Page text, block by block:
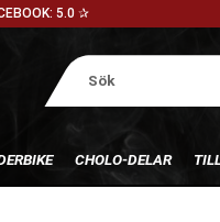
5.0 ✰
CHOLO-DELAR